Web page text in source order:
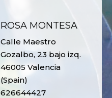
ROSA MONTESA
Calle Maestro
Gozalbo, 23 bajo izq.
46005 Valencia
(Spain)
626644427